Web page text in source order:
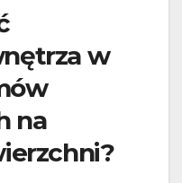
w
na